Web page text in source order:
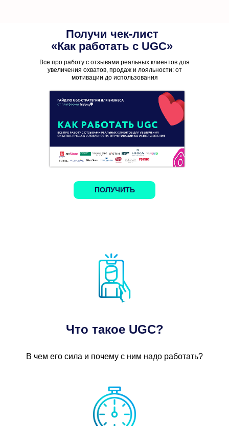
Получи чек-лист
«Как работать с UGC»
Все про работу с отзывами реальных клиентов для
увеличения охватов, продаж и лояльности: от
мотивации до использования
ПОЛУЧИТЬ
Что такое UGC?
В чем его сила и почему с ним надо работать?